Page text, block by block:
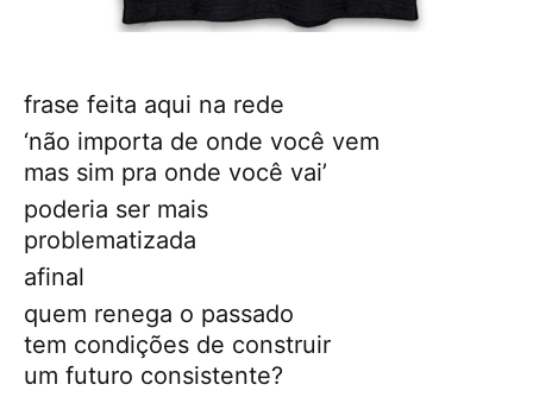
frase feita aqui na rede
‘não importa de onde você vem
mas sim pra onde você vai’
poderia ser mais
problematizada
afinal
quem renega o passado
tem condições de construir
um futuro consistente?